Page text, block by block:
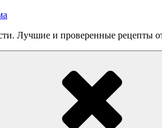
Лучшие и проверенные рецепты